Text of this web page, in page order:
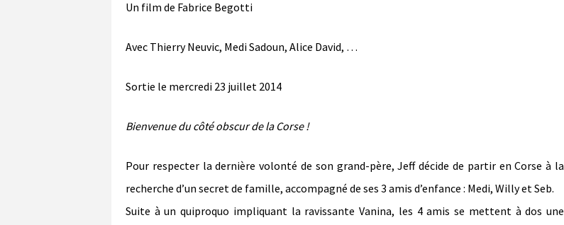
Un film de Fabrice Begotti
Avec Thierry Neuvic, Medi Sadoun, Alice David, …
Sortie le mercredi 23 juillet 2014
Bienvenue du côté obscur de la Corse !
Pour respecter la dernière volonté de son grand-père, Jeff décide de partir en Corse à la
recherche d’un secret de famille, accompagné de ses 3 amis d’enfance : Medi, Willy et Seb.
Suite à un quiproquo impliquant la ravissante Vanina, les 4 amis se mettent à dos une